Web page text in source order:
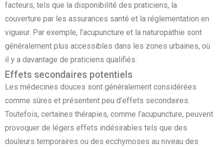
facteurs, tels que la disponibilité des praticiens, la
couverture par les assurances santé et la réglementation en
vigueur. Par exemple, l’acupuncture et la naturopathie sont
généralement plus accessibles dans les zones urbaines, où
il y a davantage de praticiens qualifiés.
Effets secondaires potentiels
Les médecines douces sont généralement considérées
comme sûres et présentent peu d’effets secondaires.
Toutefois, certaines thérapies, comme l’acupuncture, peuvent
provoquer de légers effets indésirables tels que des
douleurs temporaires ou des ecchymoses au niveau des